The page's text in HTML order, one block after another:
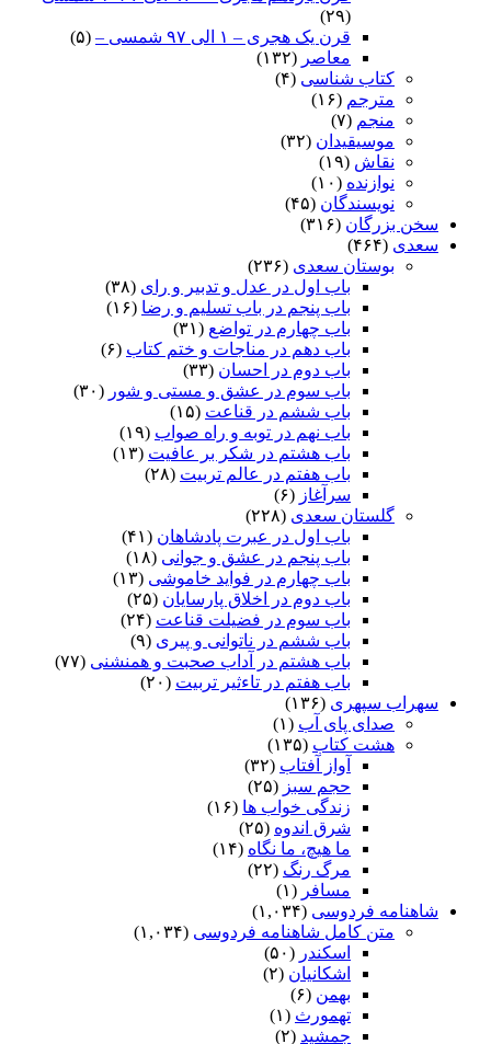
(۲۹)
قرن یک هجری – ۱ الی ۹۷ شمسی –
(۵)
معاصر (۱۳۲)
کتاب شناسی (۴)
مترجم (۱۶)
منجم (۷)
موسیقیدان (۳۲)
نقاش (۱۹)
نوازنده (۱۰)
نویسندگان (۴۵)
سخن بزرگان (۳۱۶)
سعدی (۴۶۴)
بوستان سعدی (۲۳۶)
باب اول در عدل و تدبیر و رای (۳۸)
باب پنجم در باب تسلیم و رضا (۱۶)
باب چهارم در تواضع (۳۱)
باب دهم در مناجات و ختم کتاب (۶)
باب دوم در احسان (۳۳)
باب سوم در عشق و مستی و شور (۳۰)
باب ششم در قناعت (۱۵)
باب نهم در توبه و راه صواب (۱۹)
باب هشتم در شکر بر عافیت (۱۳)
باب هفتم در عالم تربیت (۲۸)
سرآغاز (۶)
گلستان سعدی (۲۲۸)
باب اول در عبرت پادشاهان (۴۱)
باب پنجم در عشق و جوانى (۱۸)
باب چهارم در فواید خاموشى (۱۳)
باب دوم در اخلاق پارسایان (۲۵)
باب سوم در فضیلت قناعت (۲۴)
باب ششم در ناتوانى و پیرى (۹)
باب هشتم در آداب صحبت و همنشنى (۷۷)
باب هفتم در تاءثیر تربیت (۲۰)
سهراب سپهری (۱۳۶)
صدای پای آب (۱)
هشت کتاب (۱۳۵)
آواز آفتاب (۳۲)
حجم سبز (۲۵)
زندگی خواب ها (۱۶)
شرق اندوه (۲۵)
ما هیچ، ما نگاه (۱۴)
مرگ رنگ (۲۲)
مسافر (۱)
شاهنامه فردوسی (۱,۰۳۴)
متن کامل شاهنامه فردوسی (۱,۰۳۴)
اسکندر (۵۰)
اشکانیان (۲)
بهمن (۶)
تهمورث (۱)
جمشید (۲)